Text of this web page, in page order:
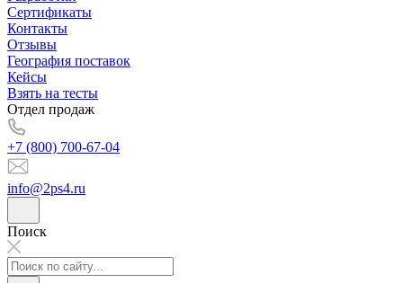
Сертификаты
Контакты
Отзывы
География поставок
Кейсы
Взять на тесты
Отдел продаж
+7 (800) 700-67-04
info@2ps4.ru
Поиск